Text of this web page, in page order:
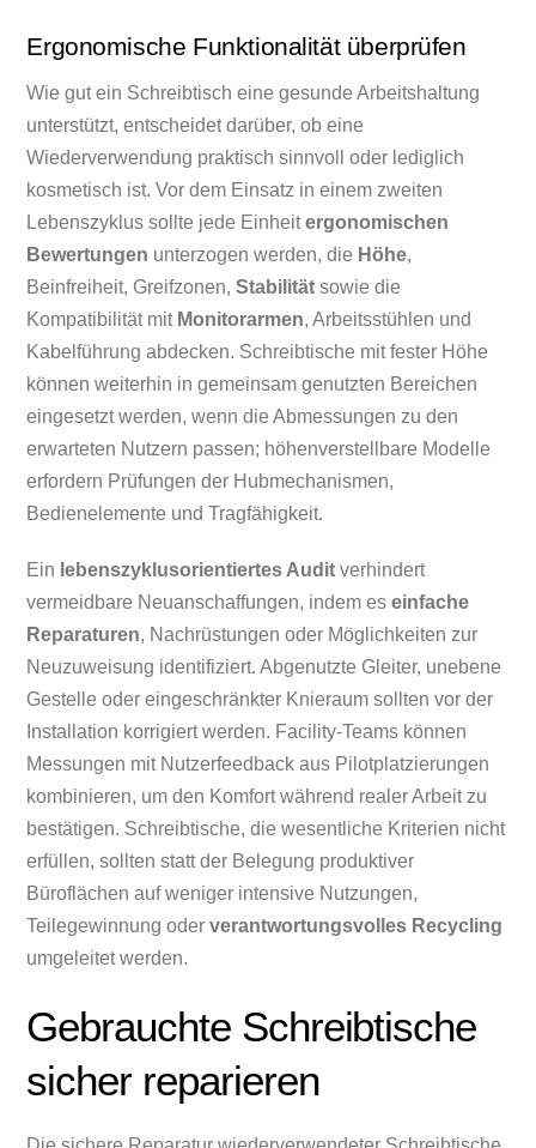
Ergonomische Funktionalität überprüfen
Wie gut ein Schreibtisch eine gesunde Arbeitshaltung
unterstützt, entscheidet darüber, ob eine
Wiederverwendung praktisch sinnvoll oder lediglich
kosmetisch ist. Vor dem Einsatz in einem zweiten
Lebenszyklus sollte jede Einheitergonomischen
Bewertungen unterzogen werden, die Höhe,
Beinfreiheit, Greifzonen,Stabilität sowie die
Kompatibilität mit Monitorarmen, Arbeitsstühlen und
Kabelführung abdecken. Schreibtische mit fester Höhe
können weiterhin in gemeinsam genutzten Bereichen
eingesetzt werden, wenn die Abmessungen zu den
erwarteten Nutzern passen; höhenverstellbare Modelle
erfordern Prüfungen der Hubmechanismen,
Bedienelemente und Tragfähigkeit.
Ein lebenszyklusorientiertes Audit verhindert
vermeidbare Neuanschaffungen, indem eseinfache
Reparaturen, Nachrüstungen oder Möglichkeiten zur
Neuzuweisung identifiziert. Abgenutzte Gleiter, unebene
Gestelle oder eingeschränkter Knieraum sollten vor der
Installation korrigiert werden. Facility-Teams können
Messungen mit Nutzerfeedback aus Pilotplatzierungen
kombinieren, um den Komfort während realer Arbeit zu
bestätigen. Schreibtische, die wesentliche Kriterien nicht
erfüllen, sollten statt der Belegung produktiver
Büroflächen auf weniger intensive Nutzungen,
Teilegewinnung oderverantwortungsvolles Recycling
umgeleitet werden.
Gebrauchte Schreibtische
sicher reparieren